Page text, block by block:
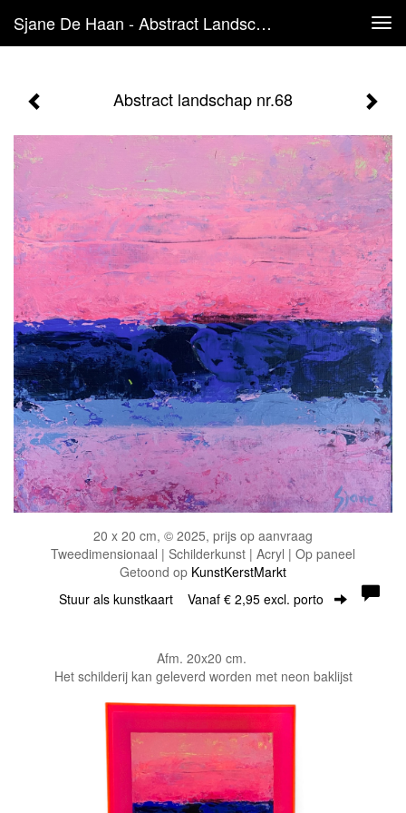
Sjane De Haan - Abstract Landschap Nr.68
Abstract landschap nr.68
20 x 20 cm, © 2025, prijs op aanvraag
Tweedimensionaal | Schilderkunst | Acryl | Op paneel
Getoond op KunstKerstMarkt
Stuur als kunstkaart Vanaf € 2,95 excl. porto
Afm. 20x20 cm.
Het schilderij kan geleverd worden met neon baklijst